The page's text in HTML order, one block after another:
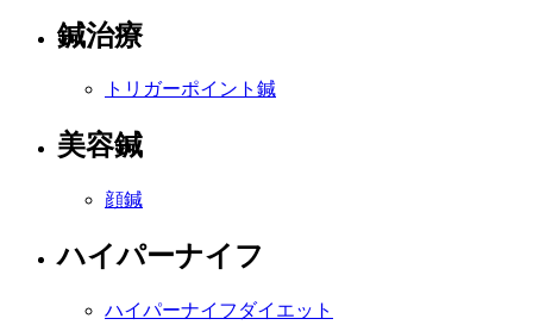
鍼治療
トリガーポイント鍼
美容鍼
顔鍼
ハイパーナイフ
ハイパーナイフダイエット